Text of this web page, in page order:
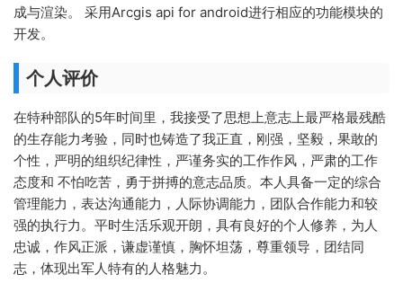
成与渲染。 采用Arcgis api for android进行相应的功能模块的
开发。
个人评价
在特种部队的5年时间里，我接受了思想上意志上最严格最残酷
的生存能力考验，同时也铸造了我正直，刚强，坚毅，果敢的
个性，严明的组织纪律性，严谨务实的工作作风，严肃的工作
态度和 不怕吃苦，勇于拼搏的意志品质。本人具备一定的综合
管理能力，表达沟通能力，人际协调能力，团队合作能力和较
强的执行力。平时生活乐观开朗，具有良好的个人修养，为人
忠诚，作风正派，谦虚谨慎，胸怀坦荡，尊重领导，团结同
志，体现出军人特有的人格魅力。